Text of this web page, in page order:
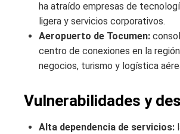
ha atraído empresas de
ligera y servicios corporativos.
Aeropuerto de Tocumen:
centro de conexiones en la
negocios, turismo y logística
Vulnerabilidades y
Alta dependencia de servicios: